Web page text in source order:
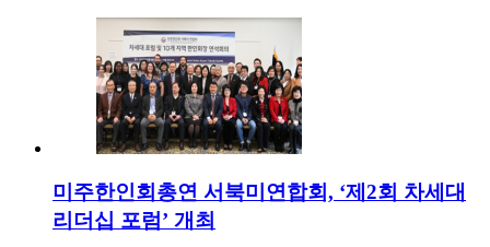
미주한인회총연 서북미연합회, ‘제2회 차세대
리더십 포럼’ 개최